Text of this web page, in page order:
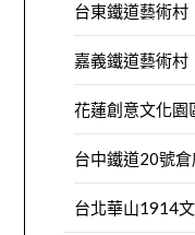
台東鐵道藝術村
嘉義鐵道藝術村
花蓮創意文化園
台中鐵道20號倉
台北華山1914